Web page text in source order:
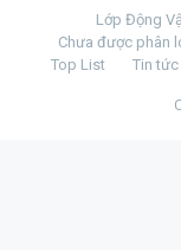
Lớp Động
Chưa được phân
Top List
Tin